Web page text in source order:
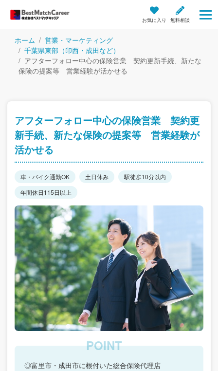
お気に入り 無料相談
ホーム
営業・マーケティング
千葉県東部（印西・成田など）
アフターフォロー中心の保険営業 契約更新手続、新たな
保険の提案等 営業経験が活かせる
アフターフォロー中心の保険営業 契約更
新手続、新たな保険の提案等 営業経験が
活かせる
車・バイク通勤OK 土日休み
駅徒歩10分以内
年間休日115日以上
◎富里市・成田市に根付いた総合保険代理店